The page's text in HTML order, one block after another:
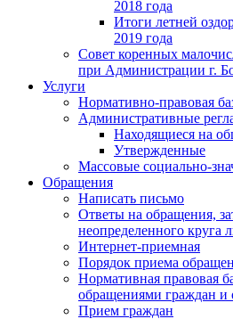
2018 года
Итоги летней
2019 года
Совет коренных
при Администрации г.
Услуги
Нормативно-правовая
Административные
Находящиеся на
Утвержденные
Массовые социально-
Обращения
Написать письмо
Ответы на обращения,
неопределенного круга
Интернет-приемная
Порядок приема
Нормативная правовая
обращениями граждан и
Прием граждан